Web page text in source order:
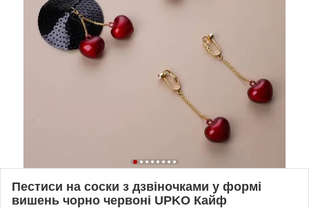
Пестиси на соски з дзвіночками у формі
вишень чорно червоні UPKO Кайф